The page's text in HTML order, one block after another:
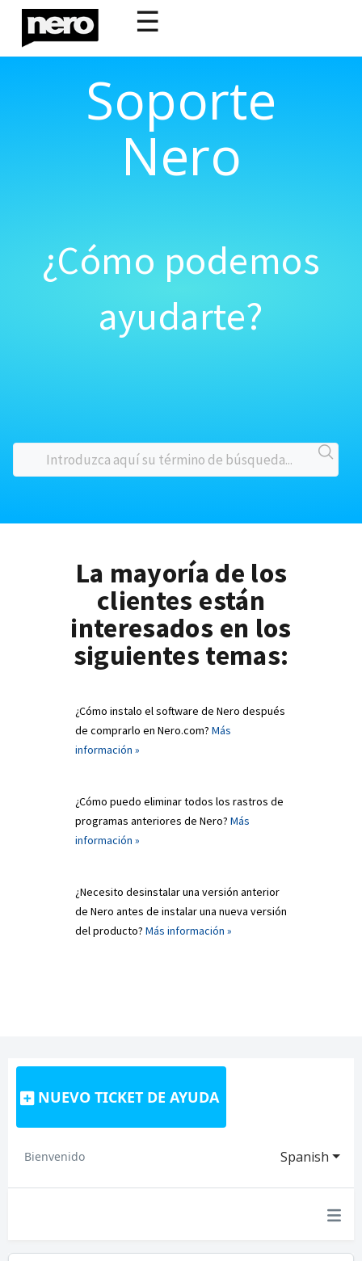
☰
Soporte
Nero
¿Cómo podemos
ayudarte?
La mayoría de los
clientes están
interesados en los
siguientes temas:
¿Cómo instalo el software de Nero después
de comprarlo en Nero.com? Más
información »
¿Cómo puedo eliminar todos los rastros de
programas anteriores de Nero? Más
información »
¿Necesito desinstalar una versión anterior
de Nero antes de instalar una nueva versión
del producto? Más información »
NUEVO TICKET DE AYUDA
Spanish
Bienvenido